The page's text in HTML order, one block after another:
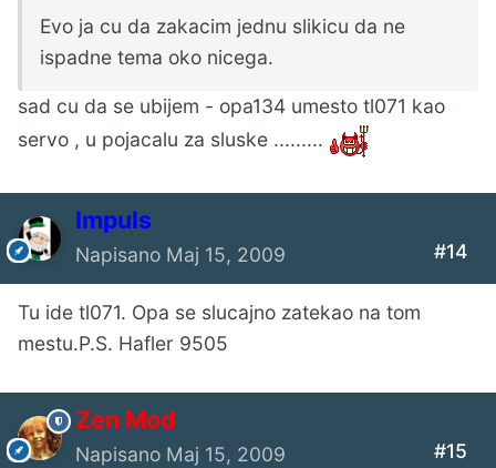
Evo ja cu da zakacim jednu slikicu da ne
ispadne tema oko nicega.
sad cu da se ubijem - opa134 umesto tl071 kao
servo , u pojacalu za sluske .........
Impuls
Napisano Maj 15, 2009 #14
Tu ide tl071. Opa se slucajno zatekao na tom
mestu.P.S. Hafler 9505
Zen Mod
Napisano Maj 15, 2009 #15